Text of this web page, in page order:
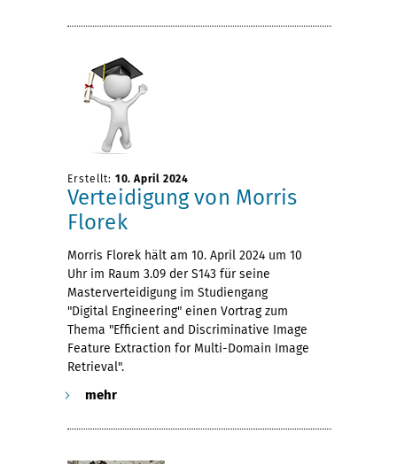
Erstellt: 10. April 2024
Verteidigung von Morris
Florek
Morris Florek hält am 10. April 2024 um 10
Uhr im Raum 3.09 der S143 für seine
Masterverteidigung im Studiengang
"Digital Engineering" einen Vortrag zum
Thema "Efficient and Discriminative Image
Feature Extraction for Multi-Domain Image
Retrieval".
mehr